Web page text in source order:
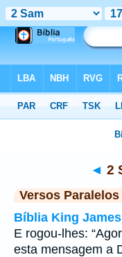
◄ 2
Versos Paralelos
Bíblia King
E rogou-lhes:
esta mensagem a